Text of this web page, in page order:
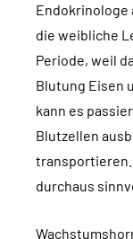
Endokrinologe
die weibliche
Periode, weil
Blutung Eisen
kann es
Blutzellen
transportieren.
durchaus